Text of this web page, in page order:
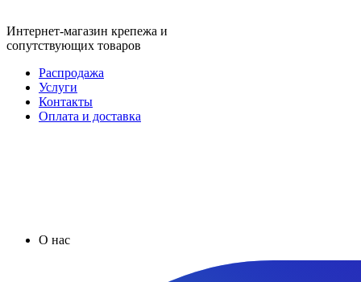
Интернет-магазин крепежа и
сопутствующих товаров
Распродажа
Услуги
Контакты
Оплата и доставка
О нас